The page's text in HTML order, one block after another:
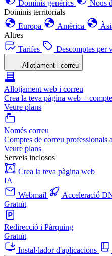
Dominis genèrics Nous
Dominis territorials
Europa
Amèrica
Altres
Tarifes
Descomptes per
Allotjament i correu
Allotjament web i correu
Crea la teva pàgina web +
Veure plans
Només correu
Comptes de correu professionals
Veure plans
Serveis inclosos
Crea la teva pàgina web
IA
Webmail
Acceleració
Gratuït
Redirecció i Pàrquing
Gratuït
Instal·lador d'aplicacions